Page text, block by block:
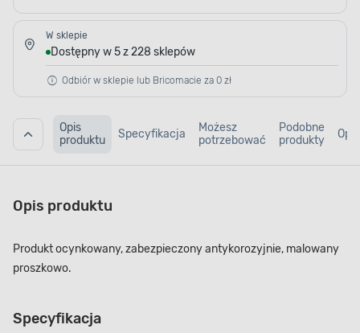
W sklepie
Dostępny w 5 z 228 sklepów
Odbiór w sklepie lub Bricomacie za 0 zł
Opis
produktu
Specyfikacja
Możesz
potrzebować
Podobne
produkty
Opis produktu
Produkt ocynkowany, zabezpieczony antykorozyjnie, malowany
proszkowo.
Specyfikacja